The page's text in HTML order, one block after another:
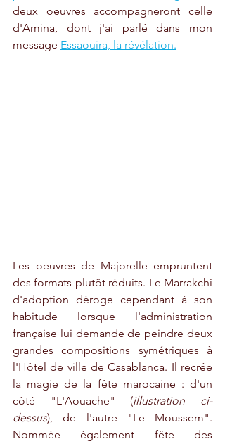
deux oeuvres accompagneront celle
d'Amina, dont j'ai parlé dans mon
message Essaouira, la révélation.
Les oeuvres de Majorelle empruntent
des formats plutôt réduits. Le Marrakchi
d'adoption déroge cependant à son
habitude lorsque l'administration
française lui demande de peindre deux
grandes compositions symétriques à
l'Hôtel de ville de Casablanca. Il recrée
la magie de la fête marocaine : d'un
côté "L'Aouache" (illustration ci-
dessus), de l'autre "Le Moussem".
Nommée également fête des